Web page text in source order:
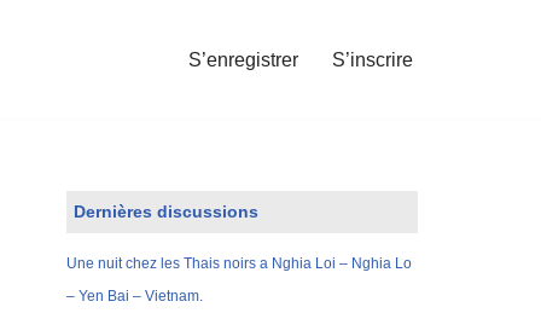
S’enregistrer S’inscrire
Dernières discussions
Une nuit chez les Thais noirs a Nghia Loi – Nghia Lo
– Yen Bai – Vietnam.